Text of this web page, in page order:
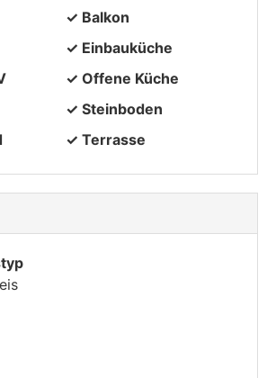
✓ Balkon
✓ Einbauküche
✓ Offene Küche
✓ Steinboden
✓ Terrasse